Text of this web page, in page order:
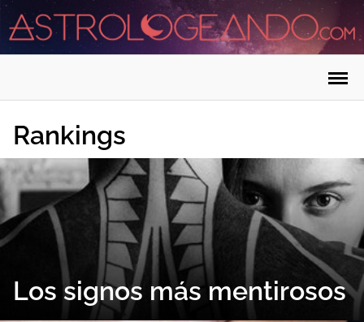
Saltar
al
contenido
Rankings
Los signos más mentirosos